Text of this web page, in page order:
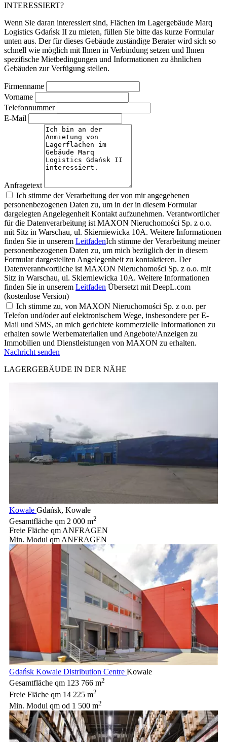
INTERESSIERT?
Wenn Sie daran interessiert sind, Flächen im Lagergebäude Marq
Logistics Gdańsk II zu mieten, füllen Sie bitte das kurze Formular
unten aus. Der für dieses Gebäude zuständige Berater wird sich so
schnell wie möglich mit Ihnen in Verbindung setzen und Ihnen
spezifische Mietbedingungen und Informationen zu ähnlichen
Gebäuden zur Verfügung stellen.
Firmenname
Vorname
Telefonnummer
E-Mail
Anfragetext
Ich stimme der Verarbeitung der von mir angegebenen
personenbezogenen Daten zu, um in der in diesem Formular
dargelegten Angelegenheit Kontakt aufzunehmen. Verantwortlicher
für die Datenverarbeitung ist MAXON Nieruchomości Sp. z o.o.
mit Sitz in Warschau, ul. Skierniewicka 10A. Weitere Informationen
finden Sie in unserem LeitfadenIch stimme der Verarbeitung meiner
personenbezogenen Daten zu, um mich bezüglich der in diesem
Formular dargestellten Angelegenheit zu kontaktieren. Der
Datenverantwortliche ist MAXON Nieruchomości Sp. z o.o. mit
Sitz in Warschau, ul. Skierniewicka 10A. Weitere Informationen
finden Sie in unserem Leitfaden Übersetzt mit DeepL.com
(kostenlose Version)
Ich stimme zu, von MAXON Nieruchomości Sp. z o.o. per
Telefon und/oder auf elektronischem Wege, insbesondere per E-
Mail und SMS, an mich gerichtete kommerzielle Informationen zu
erhalten sowie Werbematerialien und Angebote/Anzeigen zu
Immobilien und Dienstleistungen von MAXON zu erhalten.
Nachricht senden
LAGERGEBÄUDE IN DER NÄHE
Kowale Gdańsk, Kowale
Gesamtfläche qm 2 000 m2
Freie Fläche qm ANFRAGEN
Min. Modul qm ANFRAGEN
Gdańsk Kowale Distribution Centre Kowale
Gesamtfläche qm 123 766 m2
Freie Fläche qm 14 225 m2
Min. Modul qm od 1 500 m2